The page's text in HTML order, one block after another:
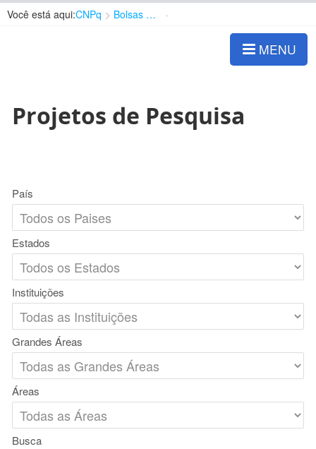
Você está aqui:CNPq Bolsas e Auxílios Vigentes
MENU
Projetos de Pesquisa
País
Estados
Instituições
Grandes Áreas
Áreas
Busca